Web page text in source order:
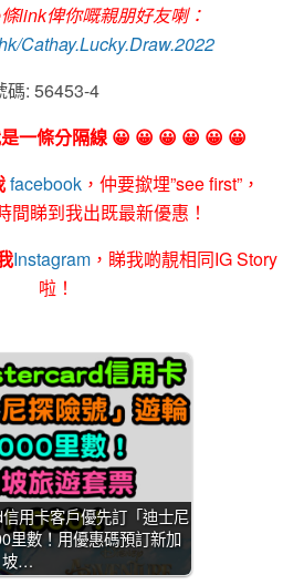
link俾你嘅親朋好友喇：
Cathay.Lucky.Draw.2022
碼: 56453-4
一條分隔線 😀 😀 😀 😀 😀 😀
facebook ，仲要撳埋”see first”，
間睇到我出既最新優惠！
Instagram ，睇我啲靚相同IG Story
啦！
信用卡客戶優先訂「迪士尼
里數！用優惠碼預訂新加
坡…